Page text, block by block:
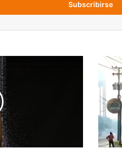
toldo
de
fuegos
genera